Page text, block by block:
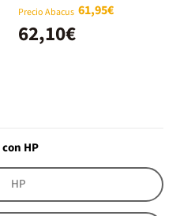
Precio Abacus 61,95€
62,10€
HP
HP